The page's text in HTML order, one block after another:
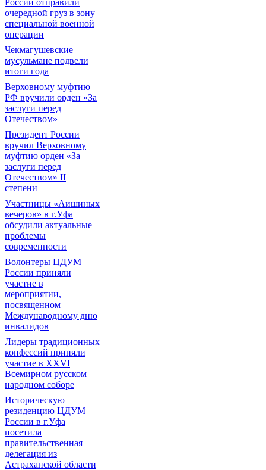
России отправили
очередной груз в зону
специальной военной
операции
Чекмагушевские
мусульмане подвели
итоги года
Верховному муфтию
РФ вручили орден «За
заслуги перед
Отечеством»
Президент России
вручил Верховному
муфтию орден «За
заслуги перед
Отечеством» II
степени
Участницы «Аишиных
вечеров» в г.Уфа
обсудили актуальные
проблемы
современности
Волонтеры ЦДУМ
России приняли
участие в
мероприятии,
посвященном
Международному дню
инвалидов
Лидеры традиционных
конфессий приняли
участие в XXVI
Всемирном русском
народном соборе
Историческую
резиденцию ЦДУМ
России в г.Уфа
посетила
правительственная
делегация из
Астраханской области